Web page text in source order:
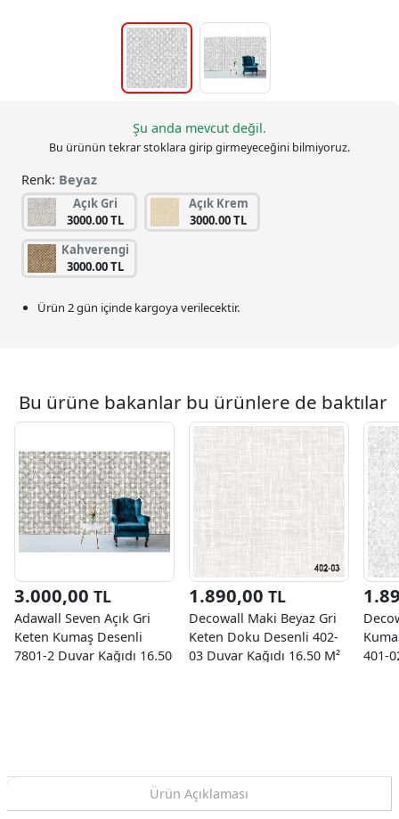
Şu anda mevcut değil.
Bu ürünün tekrar stoklara girip girmeyeceğini bilmiyoruz.
Renk: Beyaz
Açık Gri
3000.00 TL
Açık Krem
3000.00 TL
Kahverengi
3000.00 TL
Ürün 2 gün içinde kargoya verilecektir.
Bu ürüne bakanlar bu ürünlere de baktılar
3.000,00 TL
Adawall Seven Açık Gri
Keten Kumaş Desenli
7801-2 Duvar Kağıdı 16.50
1.890,00 TL
Decowall Maki Beyaz Gri
Keten Doku Desenli 402-
03 Duvar Kağıdı 16.50 M²
401-
Ürün Açıklaması